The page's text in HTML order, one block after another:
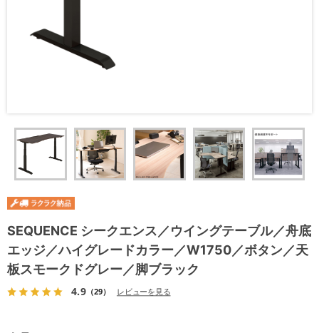
SEQUENCE シークエンス／ウイングテーブル／舟底
エッジ／ハイグレードカラー／W1750／ボタン／天
板スモークドグレー／脚ブラック
4.9（29） レビューを見る